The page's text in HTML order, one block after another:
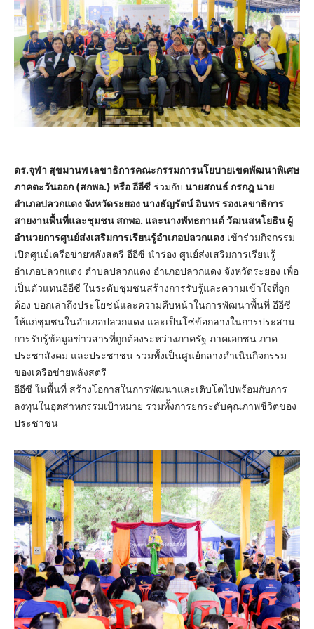
ดร.จุฬา สุขมานพ เลขาธิการคณะกรรมการนโยบายเขตพัฒนาพิเศษ
ภาคตะวันออก (สกพอ.) หรือ อีอีซี ร่วมกับ นายสกนธ์ กรกฎ นาย
อำเภอปลวกแดง จังหวัดระยอง นางธัญรัตน์ อินทร รองเลขาธิการ
สายงานพื้นที่และชุมชน สกพอ. และนางพัทธกานต์ วัฒนสหโยธิน ผู้
อำนวยการศูนย์ส่งเสริมการเรียนรู้อำเภอปลวกแดง เข้าร่วมกิจกรรม
เปิดศูนย์เครือข่ายพลังสตรี อีอีซี นำร่อง ศูนย์ส่งเสริมการเรียนรู้
อำเภอปลวกแดง ตำบลปลวกแดง อำเภอปลวกแดง จังหวัดระยอง เพื่อ
เป็นตัวแทนอีอีซี ในระดับชุมชนสร้างการรับรู้และความเข้าใจที่ถูก
ต้อง บอกเล่าถึงประโยชน์และความคืบหน้าในการพัฒนาพื้นที่ อีอีซี
ให้แก่ชุมชนในอำเภอปลวกแดง และเป็นโซ่ข้อกลางในการประสาน
การรับรู้ข้อมูลข่าวสารที่ถูกต้องระหว่างภาครัฐ ภาคเอกชน ภาค
ประชาสังคม และประชาชน รวมทั้งเป็นศูนย์กลางดำเนินกิจกรรม
ของเครือข่ายพลังสตรี
อีอีซี ในพื้นที่ สร้างโอกาสในการพัฒนาและเติบโตไปพร้อมกับการ
ลงทุนในอุตสาหกรรมเป้าหมาย รวมทั้งการยกระดับคุณภาพชีวิตของ
ประชาชน